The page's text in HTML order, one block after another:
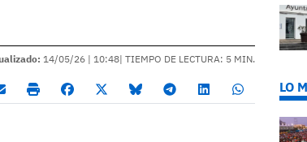
14/05/26 | 10:48| TIEMPO DE LECTURA: 5 MIN.
LO